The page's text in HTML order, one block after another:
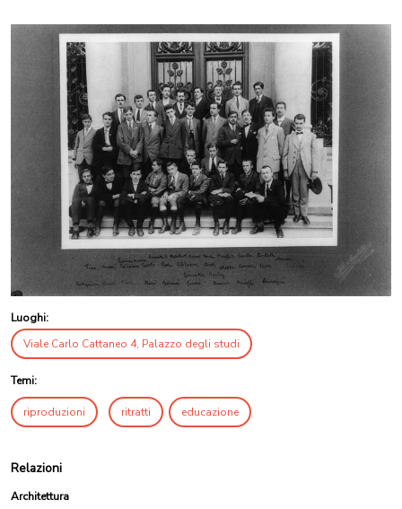
Luoghi:
Viale Carlo Cattaneo 4, Palazzo degli studi
Temi:
riproduzioni ritratti educazione
Relazioni
Architettura